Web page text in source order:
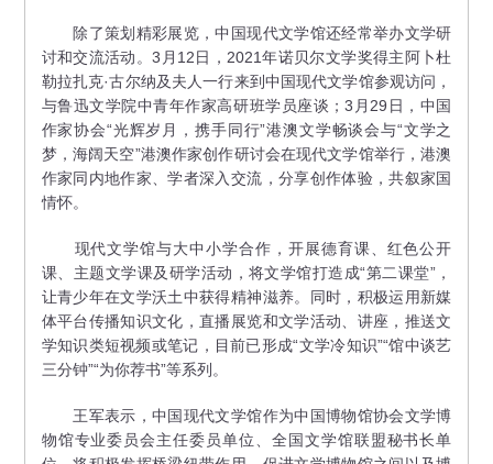
除了策划精彩展览，中国现代文学馆还经常举办文学研
讨和交流活动。3月12日，2021年诺贝尔文学奖得主阿卜杜
勒拉扎克·古尔纳及夫人一行来到中国现代文学馆参观访问，
与鲁迅文学院中青年作家高研班学员座谈；3月29日，中国
作家协会“光辉岁月，携手同行”港澳文学畅谈会与“文学之
梦，海阔天空”港澳作家创作研讨会在现代文学馆举行，港澳
作家同内地作家、学者深入交流，分享创作体验，共叙家国
情怀。
现代文学馆与大中小学合作，开展德育课、红色公开
课、主题文学课及研学活动，将文学馆打造成“第二课堂”，
让青少年在文学沃土中获得精神滋养。同时，积极运用新媒
体平台传播知识文化，直播展览和文学活动、讲座，推送文
学知识类短视频或笔记，目前已形成“文学冷知识”“馆中谈艺
三分钟”“为你荐书”等系列。
王军表示，中国现代文学馆作为中国博物馆协会文学博
物馆专业委员会主任委员单位、全国文学馆联盟秘书长单